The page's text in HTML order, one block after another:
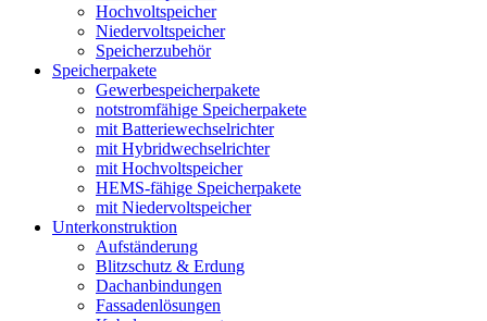
Hochvoltspeicher
Niedervoltspeicher
Speicherzubehör
Speicherpakete
Gewerbespeicherpakete
notstromfähige Speicherpakete
mit Batteriewechselrichter
mit Hybridwechselrichter
mit Hochvoltspeicher
HEMS-fähige Speicherpakete
mit Niedervoltspeicher
Unterkonstruktion
Aufständerung
Blitzschutz & Erdung
Dachanbindungen
Fassadenlösungen